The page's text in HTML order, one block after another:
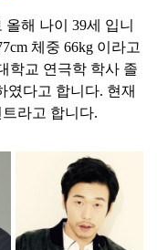
해 나이 39세 입니
체중 66kg 이라고
학교 연극학 학사 졸
였다고 합니다. 현재
라고 합니다.